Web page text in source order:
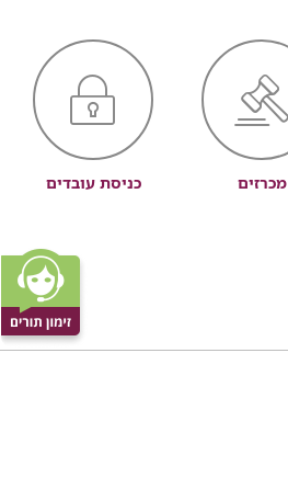
מכרזים כניסת עובדים